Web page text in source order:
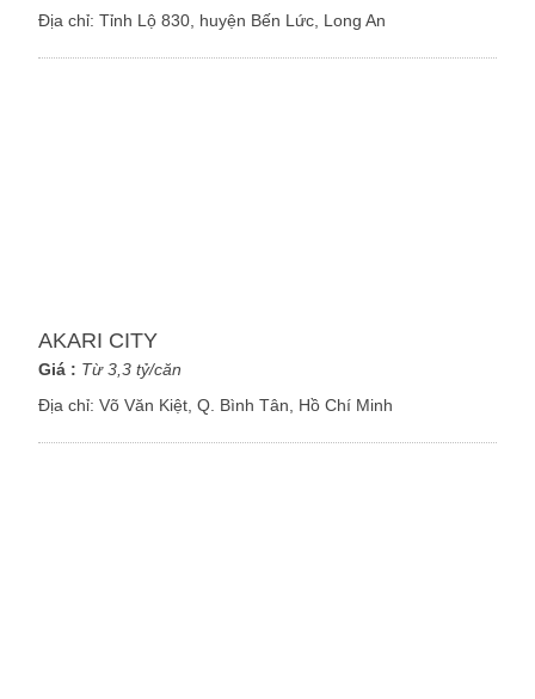
Địa chỉ:Tỉnh Lộ 830, huyện Bến Lức, Long An
AKARI CITY
Giá : Từ 3,3 tỷ/căn
Địa chỉ:Võ Văn Kiệt, Q. Bình Tân, Hồ Chí Minh